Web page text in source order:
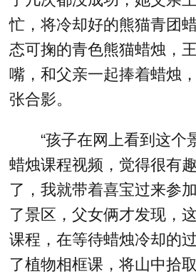
忙，将冷却好的熊猫青团
态可掬的青色熊猫蜡烛，
嘴，和父亲一起捧着蜡烛
张合影。
“孩子在网上看到这个
蜡烛课程视频，觉得很有
了，我就带着喜宝过来参
了景区，父女俩才发现，
课程，在等待蜡烛冷却的
了植物相框课，将山中拾